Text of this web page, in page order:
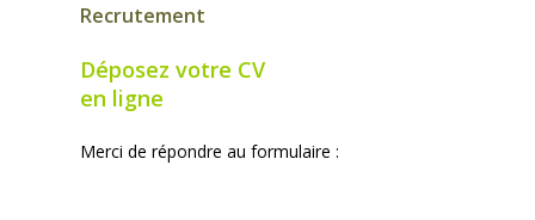
Recrutement
Déposez votre CV
en ligne
Merci de répondre au formulaire :